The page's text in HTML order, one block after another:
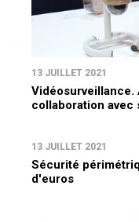
13 JUILLET 2021
Vidéosurveillance.
collaboration avec
13 JUILLET 2021
Sécurité
d'euros